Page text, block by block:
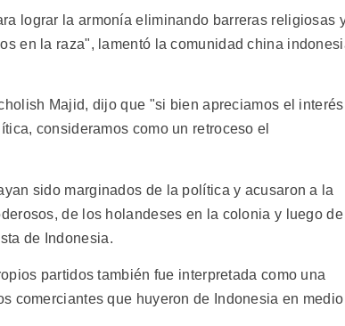
lograr la armonía eliminando barreras religiosas
en la raza", lamentó la comunidad china
Majid, dijo que "si bien apreciamos el interés
consideramos como un retroceso el
sido marginados de la política y acusaron a la
de los holandeses en la colonia y luego de
de Indonesia.
partidos también fue interpretada como una
comerciantes que huyeron de Indonesia en medio